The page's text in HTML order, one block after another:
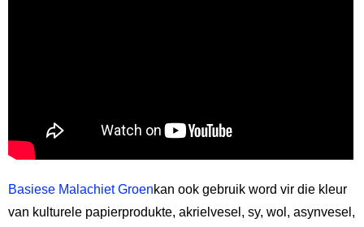
Basiese Malachiet Groenkan ook gebruik word vir die kleur
van kulturele papierprodukte, akrielvesel, sy, wol, asynvesel,